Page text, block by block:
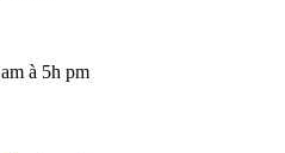
à 5h pm